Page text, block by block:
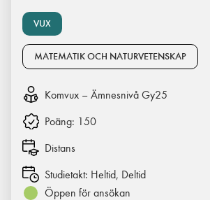
VUX
MATEMATIK OCH NATURVETENSKAP
Komvux – Ämnesnivå Gy25
Poäng: 150
Distans
Studietakt: Heltid, Deltid
Öppen för ansökan